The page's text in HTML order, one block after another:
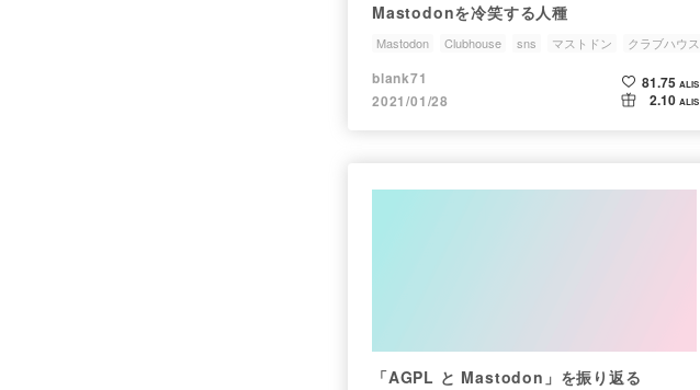
Mastodonを冷笑する人種
Mastodon Clubhouse sns マストドン クラブハウス
blank71
2021/01/28
81.75 ALIS
2.10 ALIS
「AGPL と Mastodon」を振り返る